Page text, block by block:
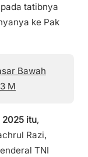
tatibnya
ke Pak
Bawah
M
2025 itu,
Razi,
TNI